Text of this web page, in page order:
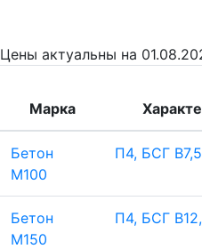
Цены актуальны на
Марка
Бетон
М100
П4, БСГ В7,5
Бетон
М150
П4, БСГ